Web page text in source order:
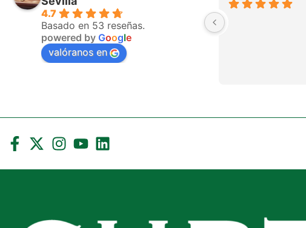
4.7
Basado en 53 reseñas.
powered by Google
valóranos en